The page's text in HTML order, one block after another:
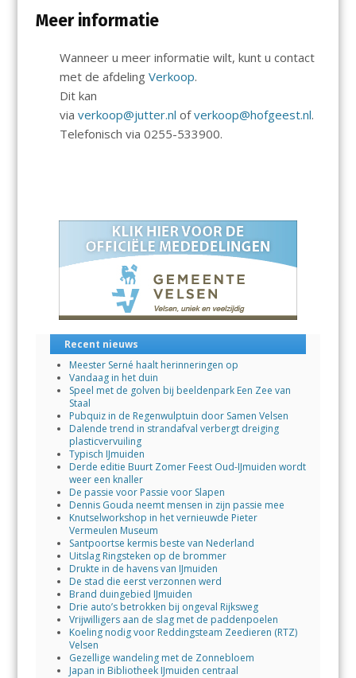
Meer informatie
Wanneer u meer informatie wilt, kunt u contact
met de afdeling Verkoop.
Dit kan
via verkoop@jutter.nl ofverkoop@hofgeest.nl.
Telefonisch via 0255-533900.
Recent nieuws
Meester Serné haalt herinneringen op
Vandaag in het duin
Speel met de golven bij beeldenpark Een Zee van
Staal
Pubquiz in de Regenwulptuin door Samen Velsen
Dalende trend in strandafval verbergt dreiging
plasticvervuiling
Typisch IJmuiden
Derde editie Buurt Zomer Feest Oud-IJmuiden wordt
weer een knaller
De passie voor Passie voor Slapen
Dennis Gouda neemt mensen in zijn passie mee
Knutselworkshop in het vernieuwde Pieter
Vermeulen Museum
Santpoortse kermis beste van Nederland
Uitslag Ringsteken op de brommer
Drukte in de havens van IJmuiden
De stad die eerst verzonnen werd
Brand duingebied IJmuiden
Drie auto’s betrokken bij ongeval Rijksweg
Vrijwilligers aan de slag met de paddenpoelen
Koeling nodig voor Reddingsteam Zeedieren (RTZ)
Velsen
Gezellige wandeling met de Zonnebloem
Japan in Bibliotheek IJmuiden centraal